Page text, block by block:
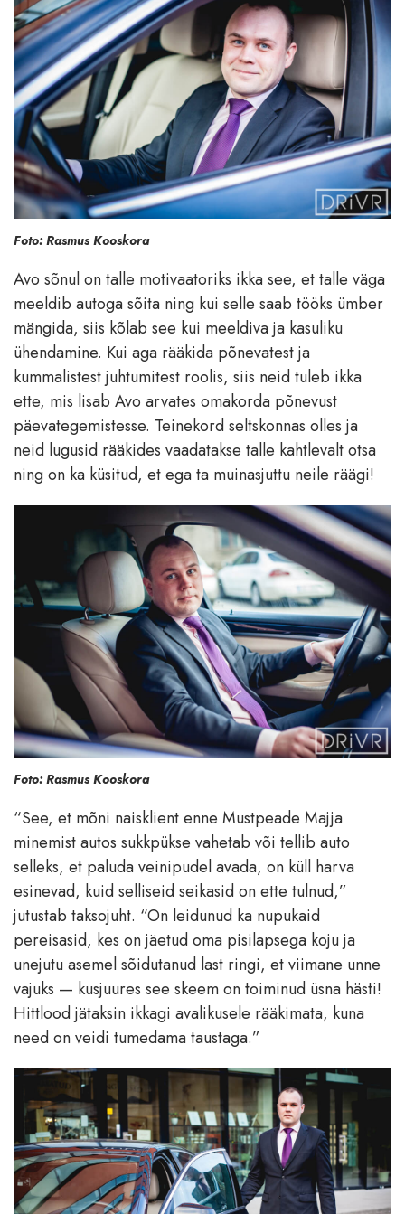
Foto: Rasmus Kooskora
Avo sõnul on talle motivaatoriks ikka see, et talle väga
meeldib autoga sõita ning kui selle saab tööks ümber
mängida, siis kõlab see kui meeldiva ja kasuliku
ühendamine. Kui aga rääkida põnevatest ja
kummalistest juhtumitest roolis, siis neid tuleb ikka
ette, mis lisab Avo arvates omakorda põnevust
päevategemistesse. Teinekord seltskonnas olles ja
neid lugusid rääkides vaadatakse talle kahtlevalt otsa
ning on ka küsitud, et ega ta muinasjuttu neile räägi!
Foto: Rasmus Kooskora
“See, et mõni naisklient enne Mustpeade Majja
minemist autos sukkpükse vahetab või tellib auto
selleks, et paluda veinipudel avada, on küll harva
esinevad, kuid selliseid seikasid on ette tulnud,”
jutustab taksojuht. “On leidunud ka nupukaid
pereisasid, kes on jäetud oma pisilapsega koju ja
unejutu asemel sõidutanud last ringi, et viimane unne
vajuks — kusjuures see skeem on toiminud üsna hästi!
Hittlood jätaksin ikkagi avalikusele rääkimata, kuna
need on veidi tumedama taustaga.”